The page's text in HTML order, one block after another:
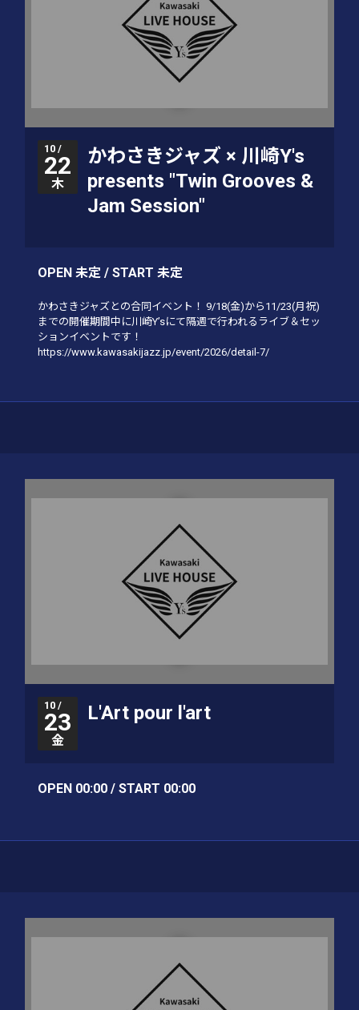
10 /
22
木
かわさきジャズ × 川崎Y's
presents "Twin Grooves &
Jam Session"
OPEN 未定 / START 未定
かわさきジャズとの合同イベント！ 9/18(金)から11/23(月祝)
までの開催期間中に川崎Y’sにて隔週で行われるライブ＆セッ
ションイベントです！
https://www.kawasakijazz.jp/event/2026/detail-7/
10 /
23
金
L'Art pour l'art
OPEN 00:00 / START 00:00